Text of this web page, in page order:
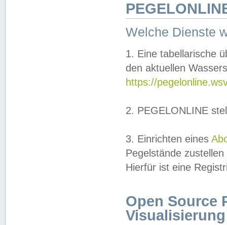
Welche Dienste
1. Eine tabellarische
den aktuellen
https://
2. PEGELONLINE
3. Einrichten eines
Pegelstände
Hierfür ist eine
Open Source
Visualisierung